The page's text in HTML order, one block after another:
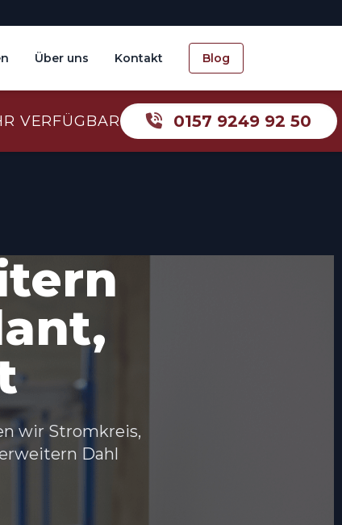
Über uns Kontakt Blog
VERFÜGBAR 0157 9249 92 50
wir Stromkreis,
Dahl